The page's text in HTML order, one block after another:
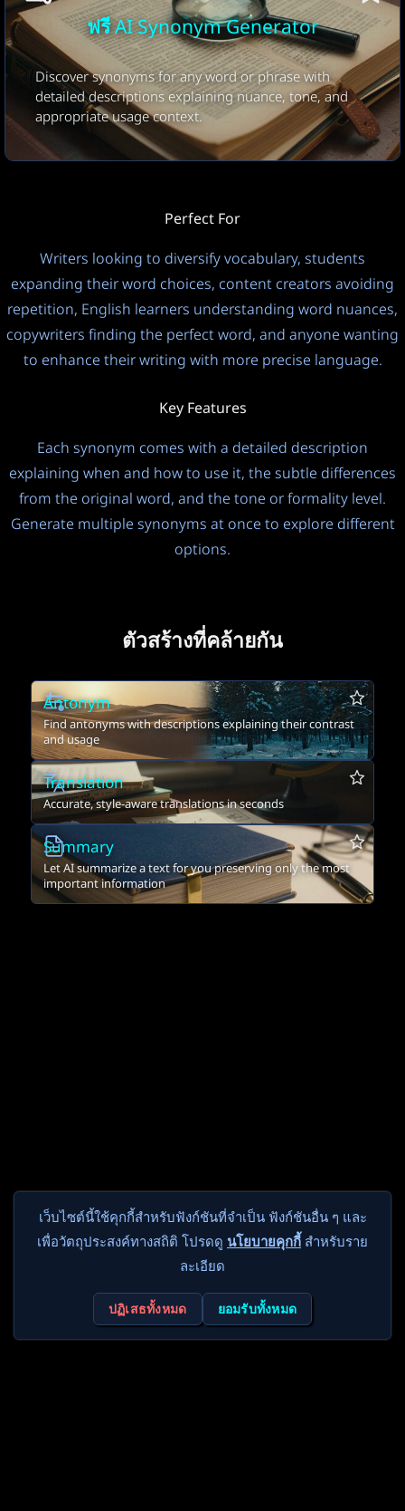
อุณหภูมิ
1.0
Controls LLM model creativity vs consistency. Default: 1.0.
Lower = more focused/deterministic, Higher = more
creative/random.
ฟรี AI Synonym Generator
Discover synonyms for any word or phrase with
detailed descriptions explaining nuance, tone, and
appropriate usage context.
Perfect For
Writers looking to diversify vocabulary, students
expanding their word choices, content creators avoiding
repetition, English learners understanding word nuances,
copywriters finding the perfect word, and anyone wanting
to enhance their writing with more precise language.
Key Features
Each synonym comes with a detailed description
explaining when and how to use it, the subtle differences
from the original word, and the tone or formality level.
Generate multiple synonyms at once to explore different
options.
ตัวสร้างที่คล้ายกัน
Antonym
Find antonyms with descriptions explaining their contrast
and usage
Translation
Accurate, style-aware translations in seconds
Summary
Let AI summarize a text for you preserving only the most
important information
เว็บไซต์นี้ใช้คุกกี้สำหรับฟังก์ชันที่จำเป็น ฟังก์ชันอื่น ๆ และ
เพื่อวัตถุประสงค์ทางสถิติ โปรดดู นโยบายคุกกี้ สำหรับราย
ละเอียด
ปฏิเสธทั้งหมด ยอมรับทั้งหมด